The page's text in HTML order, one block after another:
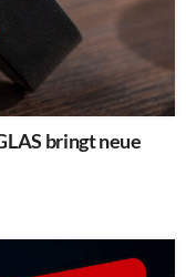
bringt neue